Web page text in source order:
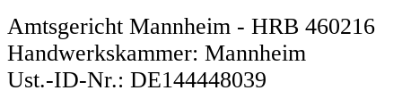
Amtsgericht Mannheim - HRB 460216
Handwerkskammer: Mannheim
Ust.-ID-Nr.: DE144448039